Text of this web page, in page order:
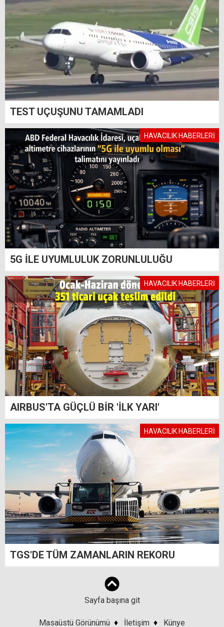
TEST UÇUŞUNU TAMAMLADI
HAVACILIK HABERLERİ
5G İLE UYUMLULUK ZORUNLULUĞU
HAVACILIK HABERLERİ
AIRBUS'TA GÜÇLÜ BİR 'İLK YARI'
HAVACILIK HABERLERİ
TGS'DE TÜM ZAMANLARIN REKORU
Sayfa başına git
Masaüstü Görünümü ♦ İletişim ♦ Künye